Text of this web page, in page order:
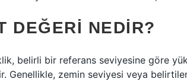
DEĞERI NEDIR?
belirli bir referans seviyesine göre
Genellikle, zemin seviyesi veya